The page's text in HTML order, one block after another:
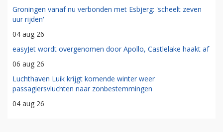
Groningen vanaf nu verbonden met Esbjerg: 'scheelt zeven
uur rijden'
04 aug 26
easyJet wordt overgenomen door Apollo, Castlelake haakt af
06 aug 26
Luchthaven Luik krijgt komende winter weer
passagiersvluchten naar zonbestemmingen
04 aug 26